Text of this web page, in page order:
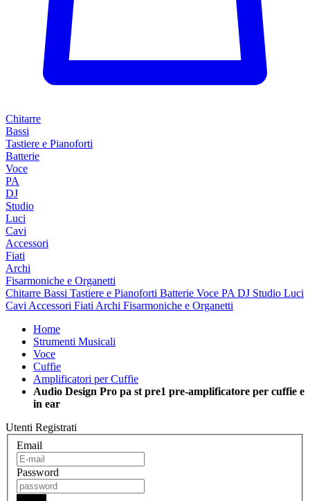
Chitarre
Bassi
Tastiere e Pianoforti
Batterie
Voce
PA
DJ
Studio
Luci
Cavi
Accessori
Fiati
Archi
Fisarmoniche e Organetti
Chitarre Bassi Tastiere e Pianoforti Batterie Voce PA DJ Studio Luci
Cavi Accessori Fiati Archi Fisarmoniche e Organetti
Home
Strumenti Musicali
Voce
Cuffie
Amplificatori per Cuffie
Audio Design Pro pa st pre1 pre-amplificatore per cuffie e
in ear
Utenti Registrati
Email
Password